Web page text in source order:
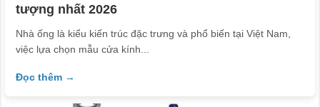
tượng nhất 2026
Nhà ống là kiểu kiến trúc đặc trưng và phổ biến tại Việt Nam,
việc lựa chọn mẫu cửa kính...
Đọc thêm →